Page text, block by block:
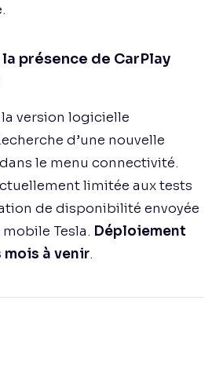
présence de CarPlay
version logicielle
d’une nouvelle
le menu connectivité.
limitée aux tests
de disponibilité envoyée
Tesla. Déploiement
mois à venir.